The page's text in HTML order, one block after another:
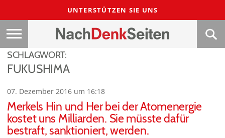
UNTERSTÜTZEN SIE UNS
SCHLAGWORT:
FUKUSHIMA
07. Dezember 2016 um 16:18
Merkels Hin und Her bei der Atomenergie
kostet uns Milliarden. Sie müsste dafür
bestraft, sanktioniert, werden.